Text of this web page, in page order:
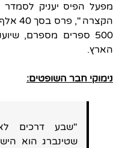
מפעל הפיס יעניק לסמדר
הקצרה
500 ספרים מספרם,
הארץ.
נימוקי חבר השופטים:
"שבע דרכים
שטינברג הוא